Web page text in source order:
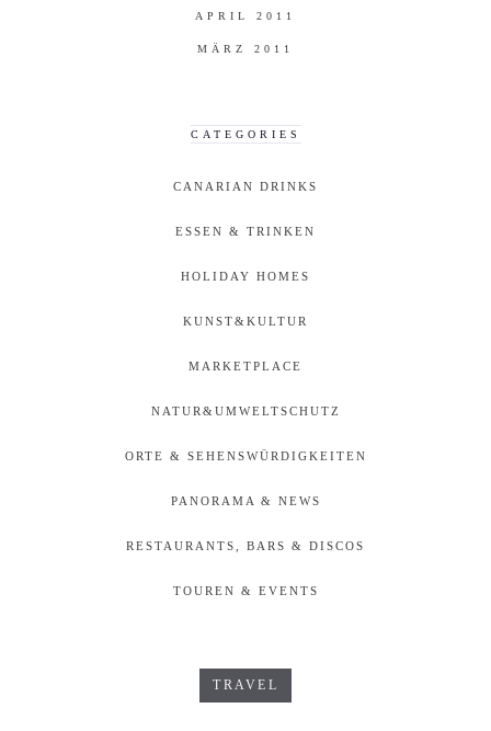
APRIL 2011
MÄRZ 2011
CATEGORIES
CANARIAN DRINKS
ESSEN & TRINKEN
HOLIDAY HOMES
KUNST&KULTUR
MARKETPLACE
NATUR&UMWELTSCHUTZ
ORTE & SEHENSWÜRDIGKEITEN
PANORAMA & NEWS
RESTAURANTS, BARS & DISCOS
TOUREN & EVENTS
TRAVEL